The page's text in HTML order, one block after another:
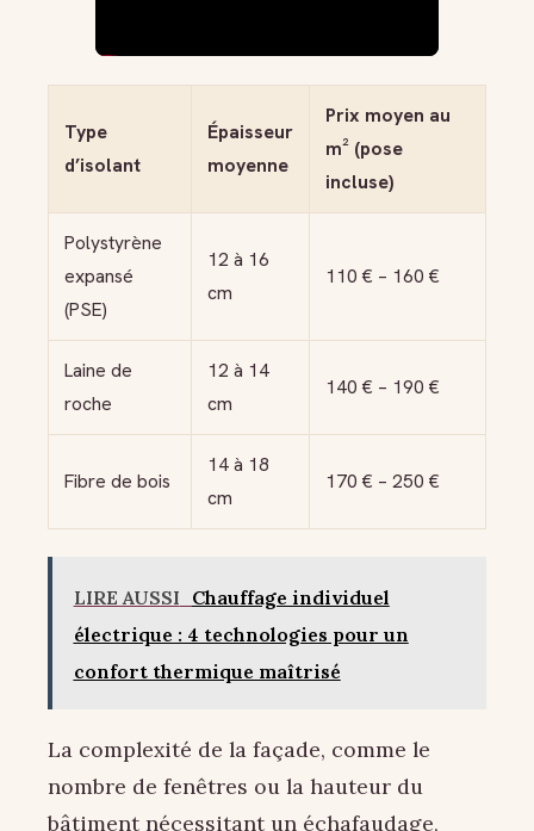
Type
d’isolant
Épaisseur
moyenne
Prix moyen au
m² (pose
incluse)
Polystyrène
expansé
(PSE)
12 à 16
cm
110 € – 160 €
Laine de
roche
12 à 14
cm
140 € – 190 €
Fibre de bois
14 à 18
cm
170 € – 250 €
LIRE AUSSI Chauffage individuel
électrique : 4 technologies pour un
confort thermique maîtrisé
La complexité de la façade, comme le
nombre de fenêtres ou la hauteur du
bâtiment nécessitant un échafaudage,